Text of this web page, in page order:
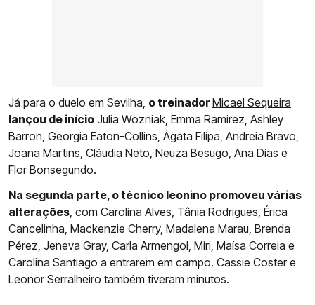
Já para o duelo em Sevilha, o treinadorMicael Sequeira
lançou de início Julia Wozniak, Emma Ramirez, Ashley
Barron, Georgia Eaton-Collins, Ágata Filipa, Andreia Bravo,
Joana Martins, Cláudia Neto, Neuza Besugo, Ana Dias e
Flor Bonsegundo.
Na segunda parte, o técnico leonino promoveu várias
alterações , com Carolina Alves, Tânia Rodrigues, Érica
Cancelinha, Mackenzie Cherry, Madalena Marau, Brenda
Pérez, Jeneva Gray, Carla Armengol, Miri, Maísa Correia e
Carolina Santiago a entrarem em campo. Cassie Coster e
Leonor Serralheiro também tiveram minutos.